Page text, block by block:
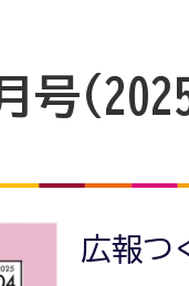
号
広報つ